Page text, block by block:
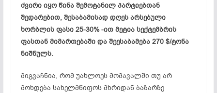
ძვირი იყო წინა შემოტანილ პარტიებთან
შედარებით, შესაბამისად დღეს არსებული
ხორბლის ფასი 25-30% -ით მეტია სექტემბრის
ფასთან მიმართებაში და შეესაბამება 270 $/ტონა
ნიშნულს.
მიგვაჩნია, რომ უახლოეს მომავალში თუ არ
მოხდება სახელმწიფოს მხრიდან ბაზარზე